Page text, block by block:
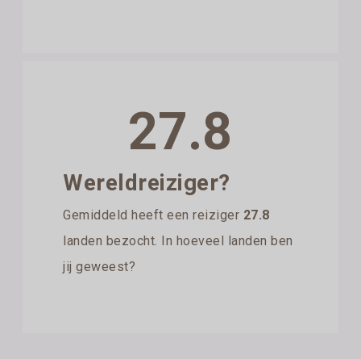
27.8
Wereldreiziger?
Gemiddeld heeft een reiziger 27.8
landen bezocht. In hoeveel landen ben
jij geweest?